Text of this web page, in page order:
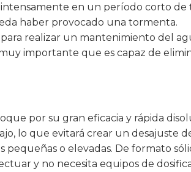
en un período corto de
haber provocado una tormenta.
realizar un mantenimiento del
importante que es capaz de
por su gran eficacia y rápida
lo que evitará crear un desajuste
pequeñas o elevadas. De formato
y no necesita equipos de